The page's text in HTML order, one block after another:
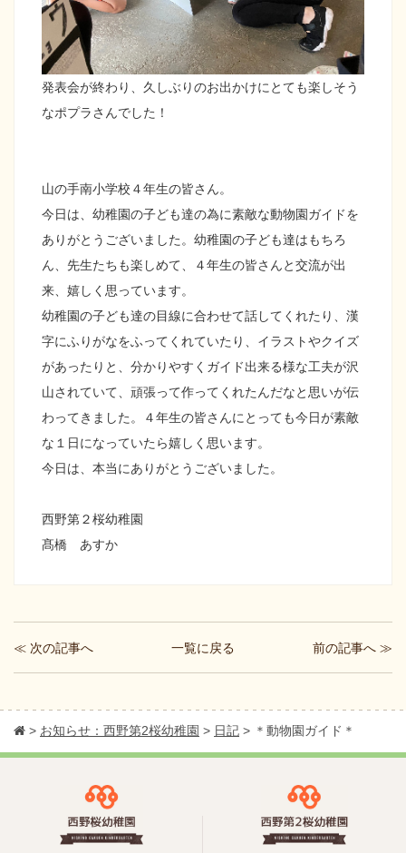
発表会が終わり、久しぶりのお出かけにとても楽しそう
なポプラさんでした！
山の手南小学校４年生の皆さん。
今日は、幼稚園の子ども達の為に素敵な動物園ガイドを
ありがとうございました。幼稚園の子ども達はもちろ
ん、先生たちも楽しめて、４年生の皆さんと交流が出
来、嬉しく思っています。
幼稚園の子ども達の目線に合わせて話してくれたり、漢
字にふりがなをふってくれていたり、イラストやクイズ
があったりと、分かりやすくガイド出来る様な工夫が沢
山されていて、頑張って作ってくれたんだなと思いが伝
わってきました。４年生の皆さんにとっても今日が素敵
な１日になっていたら嬉しく思います。
今日は、本当にありがとうございました。
西野第２桜幼稚園
髙橋 あすか
≪ 次の記事へ 一覧に戻る 前の記事へ ≫
> お知らせ：西野第2桜幼稚園 > 日記 > ＊動物園ガイド＊